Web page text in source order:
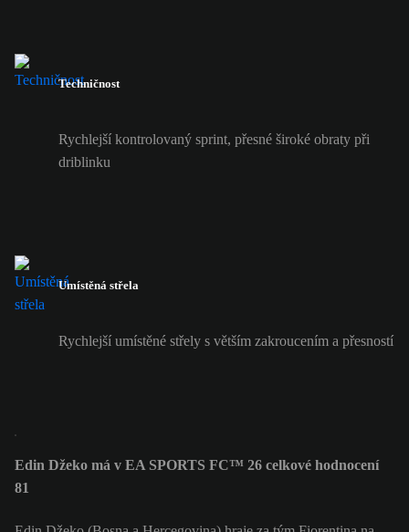
Techničnost
Rychlejší kontrolovaný sprint, přesné široké obraty při
driblinku
Umístěná střela
Rychlejší umístěné střely s větším zakroucením a přesností
Edin Džeko má v EA SPORTS FC™ 26 celkové hodnocení
81